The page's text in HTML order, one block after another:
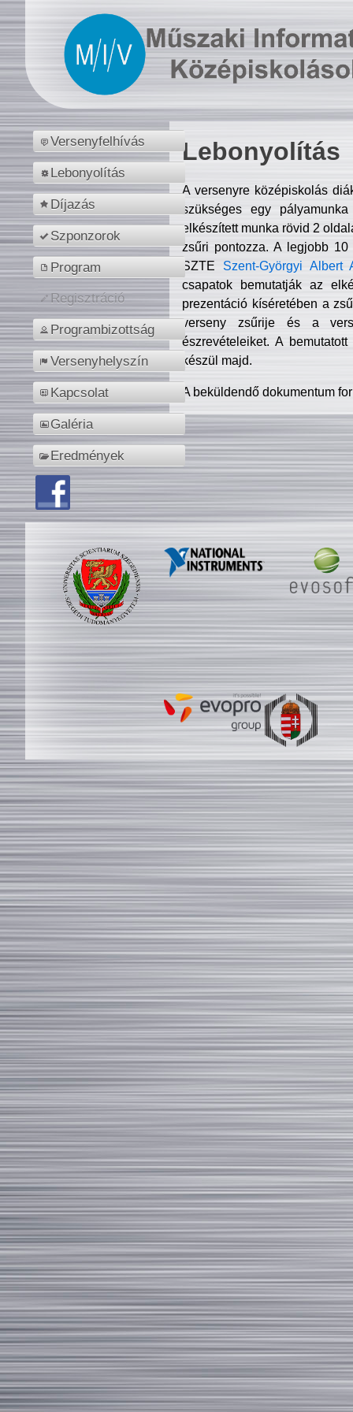
Versenyfelhívás
Lebonyolítás
Díjazás
Szponzorok
Program
Regisztráció
Programbizottság
Versenyhelyszín
Kapcsolat
Galéria
Eredmények
Lebonyolítás
A versenyre középiskolás
szükséges egy
elkészített munka rövid 2
zsűri pontozza. A legjobb
SZTE Szent-Györgyi Albert
csapatok bemutatják az
prezentáció kíséretében a
verseny zsűrije és a
észrevételeiket. A
készül majd.
A beküldendő dokumentum